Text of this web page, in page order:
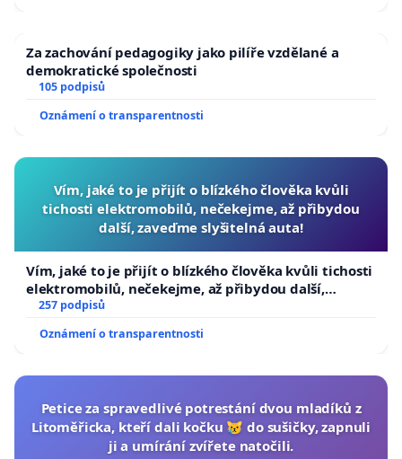
Za zachování pedagogiky jako pilíře vzdělané a
demokratické společnosti
105 podpisů
Oznámení o transparentnosti
Vím, jaké to je přijít o blízkého člověka kvůli
tichosti elektromobilů, nečekejme, až přibydou
další, zaveďme slyšitelná auta!
Vím, jaké to je přijít o blízkého člověka kvůli tichosti
elektromobilů, nečekejme, až přibydou další,
zaveďme slyšitelná auta!
257 podpisů
Oznámení o transparentnosti
Petice za spravedlivé potrestání dvou mladíků z
Litoměřicka, kteří dali kočku 😿 do sušičky, zapnuli
ji a umírání zvířete natočili.